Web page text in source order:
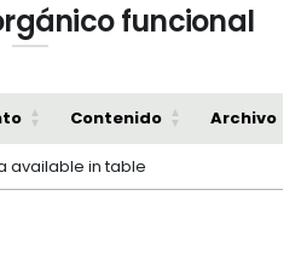
funcional
Contenido Archivo
available in table